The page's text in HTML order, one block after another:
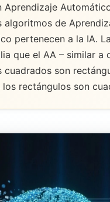
Aprendizaje
algoritmos de
pertenecen a la IA.
que el AA – similar a
cuadrados son
rectángulos son